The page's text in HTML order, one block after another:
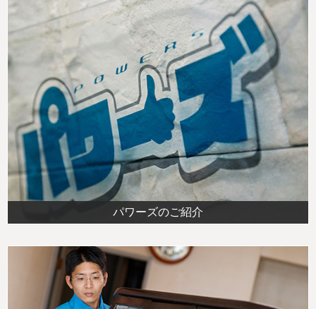
パワーズのご紹介